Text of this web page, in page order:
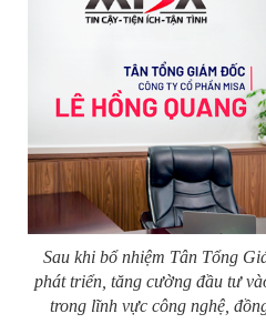
Sau khi bổ nhiệm Tân Tổng
phát triển, tăng cường đầu tư
trong lĩnh vực công nghệ,